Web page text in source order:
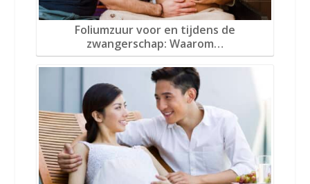
Foliumzuur voor en tijdens de
zwangerschap: Waarom…